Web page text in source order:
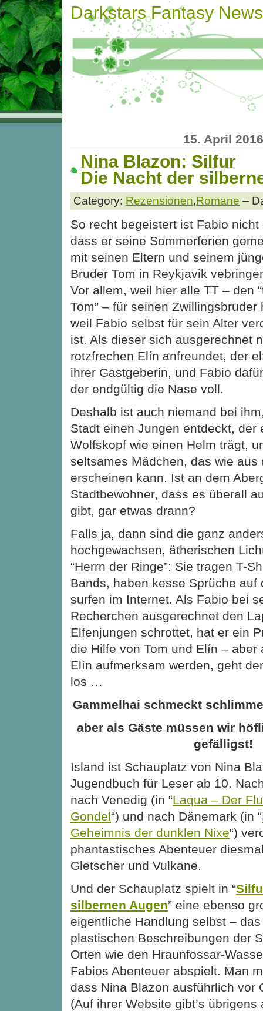
Darkstars Fantasy News
15. April 2016
Nina Blazon: Silfur
Die Nacht der
Category: Rezensionen,Romane –
So recht begeistert ist Fabio nicht
dass er seine Sommerferien
mit seinen Eltern und seinem
Bruder Tom in Reykjavik
Vor allem, weil hier alle TT – den
Tom” – für seinen Zwillingsbruder
weil Fabio selbst für sein Alter
ist. Als dieser sich ausgerechnet
rotzfrechen Elín anfreundet, der
ihrer Gastgeberin, und Fabio
der endgültig die Nase voll.
Deshalb ist auch niemand bei
Stadt einen Jungen entdeckt, der
Wolfskopf wie einen Helm trägt,
seltsames Mädchen, das wie aus
erscheinen kann. Ist an dem
Stadtbewohner, dass es überall
gibt, gar etwas drann?
Falls ja, dann sind die ganz
hochgewachsen, ätherischen
“Herrn der Ringe”: Sie tragen T-
Bands, haben kesse Sprüche auf
surfen im Internet. Als Fabio bei
Recherchen ausgerechnet den
Elfenjungen schrottet, hat er ein
die Hilfe von Tom und Elín – aber
Elín aufmerksam werden, geht
los …
Gammelhai schmeckt
aber als Gäste müssen wir
gefälligst!
Island ist Schauplatz von Nina
Jugendbuch für Leser ab 10.
nach Venedig (in “Laqua – Der
Gondel“) und nach Dänemark (in “
Geheimnis der dunklen Nixe“)
phantastisches Abenteuer
Gletscher und Vulkane.
Und der Schauplatz spielt in “
silbernen Augen” eine ebenso
eigentliche Handlung selbst –
plastischen Beschreibungen der
Orten wie den Hraunfossar-
Fabios Abenteuer abspielt. Man
dass Nina Blazon ausführlich vor
(Auf ihrer Website gibt’s